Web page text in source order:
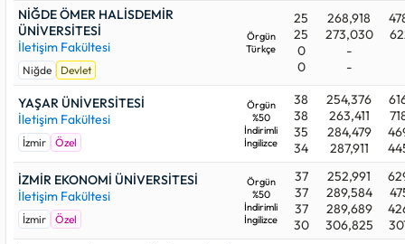
NİĞDE ÖMER HALİSDEMİR
ÜNİVERSİTESİ
İletişim Fakültesi
Niğde Devlet
Örgün
Türkçe
25
25
0
0
268,918
273,030
-
-
YAŞAR ÜNİVERSİTESİ
İletişim Fakültesi
İzmir Özel
Örgün
%50
İndirimli
İngilizce
38
38
35
34
254,376
263,411
284,479
287,911
İZMİR EKONOMİ ÜNİVERSİTESİ
İletişim Fakültesi
İzmir Özel
Örgün
%50
İndirimli
İngilizce
37
37
37
30
252,991
289,584
289,689
306,825